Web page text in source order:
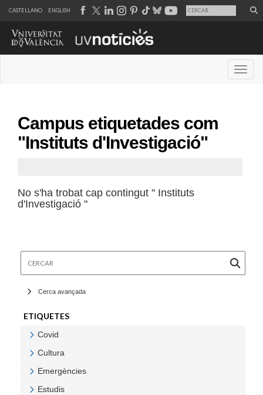
CASTELLANO ENGLISH
Campus etiquetades com
"Instituts d'Investigació"
No s'ha trobat cap contingut " Instituts
d'Investigació "
Cerca avançada
ETIQUETES
Covid
Cultura
Emergències
Estudis